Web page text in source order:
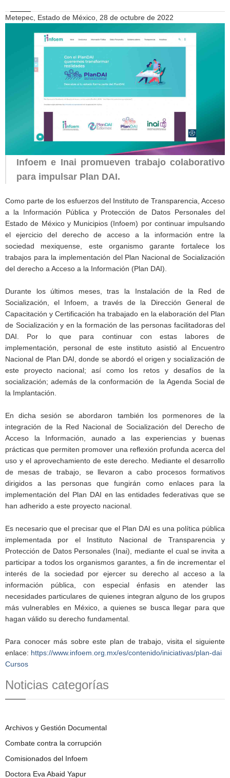
Metepec, Estado de México, 28 de octubre de 2022
Infoem e Inai promueven trabajo colaborativo
para impulsar Plan DAI.
Como parte de los esfuerzos del Instituto de Transparencia, Acceso
a la Información Pública y Protección de Datos Personales del
Estado de México y Municipios (Infoem) por continuar impulsando
el ejercicio del derecho de acceso a la información entre la
sociedad mexiquense, este organismo garante fortalece los
trabajos para la implementación del Plan Nacional de Socialización
del derecho a Acceso a la Información (Plan DAI).
Durante los últimos meses, tras la Instalación de la Red de
Socialización, el Infoem, a través de la Dirección General de
Capacitación y Certificación ha trabajado en la elaboración del Plan
de Socialización y en la formación de las personas facilitadoras del
DAI. Por lo que para continuar con estas labores de
implementación, personal de este instituto asistió al Encuentro
Nacional de Plan DAI, donde se abordó el origen y socialización de
este proyecto nacional; así como los retos y desafíos de la
socialización; además de la conformación de la Agenda Social de
la Implantación.
En dicha sesión se abordaron también los pormenores de la
integración de la Red Nacional de Socialización del Derecho de
Acceso la Información, aunado a las experiencias y buenas
prácticas que permiten promover una reflexión profunda acerca del
uso y el aprovechamiento de este derecho. Mediante el desarrollo
de mesas de trabajo, se llevaron a cabo procesos formativos
dirigidos a las personas que fungirán como enlaces para la
implementación del Plan DAI en las entidades federativas que se
han adherido a este proyecto nacional.
Es necesario que el precisar que el Plan DAI es una política pública
implementada por el Instituto Nacional de Transparencia y
Protección de Datos Personales (Inai), mediante el cual se invita a
participar a todos los organismos garantes, a fin de incrementar el
interés de la sociedad por ejercer su derecho al acceso a la
información pública, con especial énfasis en atender las
necesidades particulares de quienes integran alguno de los grupos
más vulnerables en México, a quienes se busca llegar para que
hagan válido su derecho fundamental.
Para conocer más sobre este plan de trabajo, visita el siguiente
enlace: https://www.infoem.org.mx/es/contenido/iniciativas/plan-dai
Cursos
Noticias categorías
Archivos y Gestión Documental
Combate contra la corrupción
Comisionados del Infoem
Doctora Eva Abaid Yapur